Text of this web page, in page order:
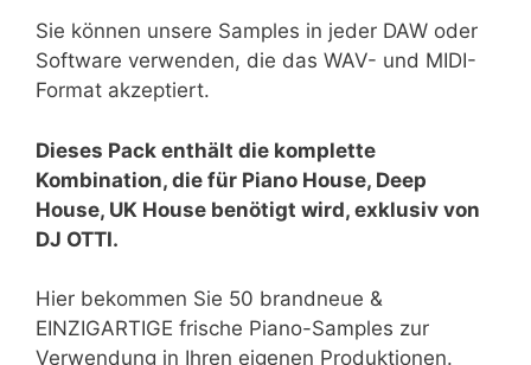
Sie können unsere Samples in jeder DAW oder
Software verwenden, die das WAV- und MIDI-
Format akzeptiert.
Dieses Pack enthält die komplette
Kombination, die für Piano House, Deep
House, UK House benötigt wird, exklusiv von
DJ OTTI.
Hier bekommen Sie 50 brandneue &
EINZIGARTIGE frische Piano-Samples zur
Verwendung in Ihren eigenen Produktionen.